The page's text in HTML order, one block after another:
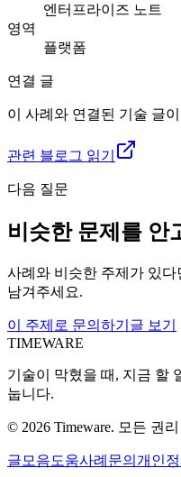
엔터프라이즈 노트
영역
플랫폼
연결 글
이 사례와 연결된 기술 글
관련 블로그 읽기
다음 질문
비슷한 문제를 안
사례와 비슷한 주제가 있다
남겨주세요.
이 주제로 문의하기 글 보기
TIMEWARE
기술이 막혔을 때, 지금 할
눕니다.
© 2026 Timeware. 모든 권
글 모음도움사례 문의 개인정